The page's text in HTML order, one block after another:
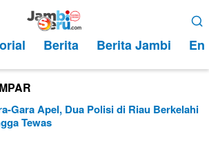
Berita Berita Jambi
Gara Apel, Dua Polisi di Riau Berkelahi
Tewas